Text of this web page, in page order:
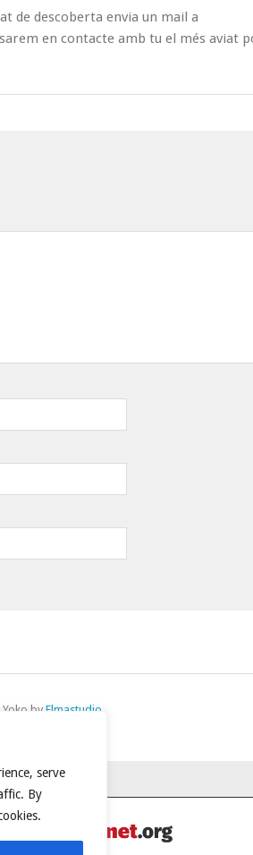
serve
By
de descoberta envia un mail a
en contacte amb tu el més aviat
Yoko by Elmastudio